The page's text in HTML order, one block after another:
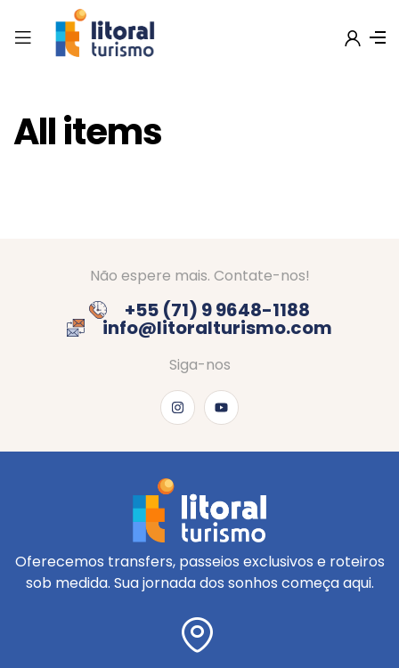
All items
Não espere mais. Contate-nos!
+55 (71) 9 9648-1188
info@litoralturismo.com
Siga-nos
Oferecemos transfers, passeios exclusivos e roteiros
sob medida. Sua jornada dos sonhos começa aqui.